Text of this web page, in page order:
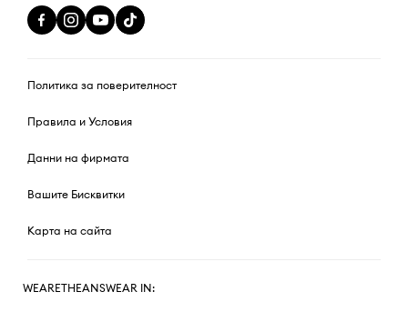
Политика за поверителност
Правила и Условия
Данни на фирмата
Вашите Бисквитки
Карта на сайта
WEARETHEANSWEAR IN: